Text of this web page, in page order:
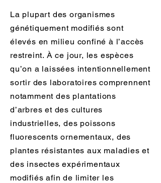
La plupart des organismes
génétiquement modifiés sont
élevés en milieu confiné à l’accès
restreint. À ce jour, les espèces
qu’on a laissées intentionnellement
sortir des laboratoires comprennent
notamment des plantations
d’arbres et des cultures
industrielles, des poissons
fluorescents ornementaux, des
plantes résistantes aux maladies et
des insectes expérimentaux
modifiés afin de limiter les